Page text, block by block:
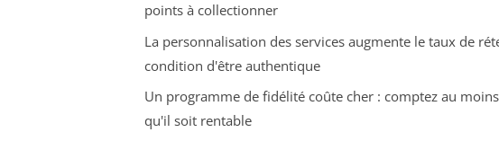
points à collectionner
La personnalisation des services augmente le taux de
condition d'être authentique
Un programme de fidélité coûte cher : comptez au
qu'il soit rentable